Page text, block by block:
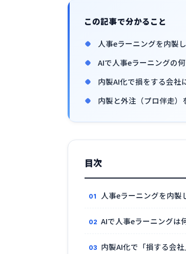
この記事で分かること
人事eラーニングを内製
AIで人事eラーニングの
内製AI化で損をする会社
内製と外注（プロ伴走）
目次
人事eラーニングを内製
AIで人事eラーニングは
内製AI化で「損する会